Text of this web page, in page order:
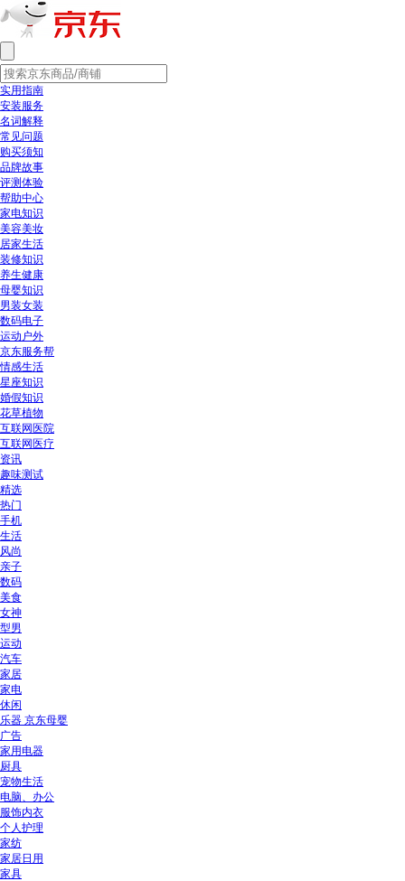
实用指南
安装服务
名词解释
常见问题
购买须知
品牌故事
评测体验
帮助中心
家电知识
美容美妆
居家生活
装修知识
养生健康
母婴知识
男装女装
数码电子
运动户外
京东服务帮
情感生活
星座知识
婚假知识
花草植物
互联网医院
互联网医疗
资讯
趣味测试
精选
热门
手机
生活
风尚
亲子
数码
美食
女神
型男
运动
汽车
家居
家电
休闲
乐器 京东母婴
广告
家用电器
厨具
宠物生活
电脑、办公
服饰内衣
个人护理
家纺
家居日用
家具